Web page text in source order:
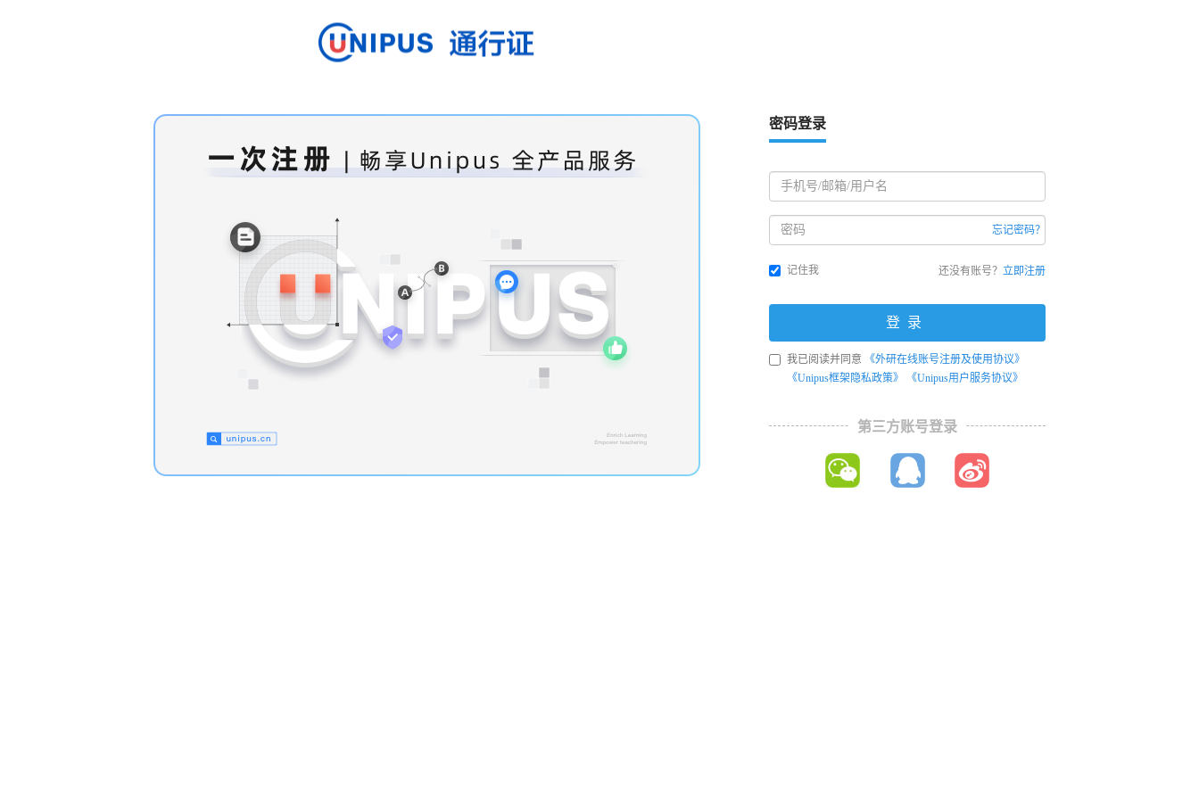
密码登录
忘记密码？
记住我 还没有账号？ 立即注册
登录
我已阅读并同意
《外研在线账号注册及使用协议》
《Unipus框架隐私政策》
《Unipus用户服务协议》
第三方账号登录